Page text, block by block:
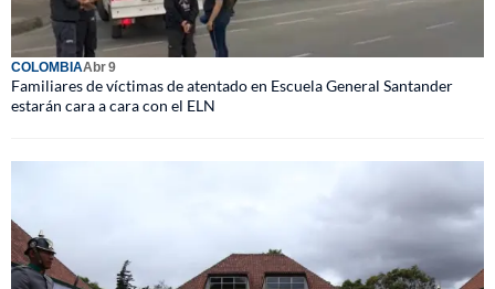
COLOMBIAAbr 9
Familiares de víctimas de atentado en Escuela General Santander
estarán cara a cara con el ELN